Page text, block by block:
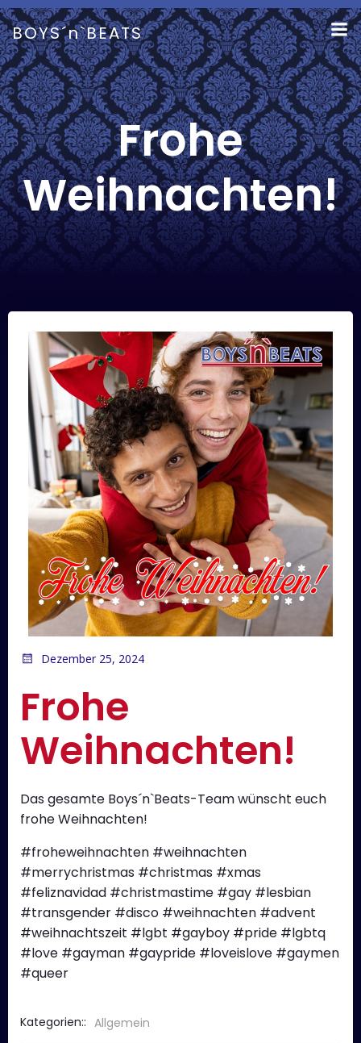
Zum
Inhalt
springen
BOYS´n`BEATS
Frohe
Weihnachten!
Dezember 25, 2024
Frohe
Weihnachten!
Das gesamte Boys´n`Beats-Team wünscht euch
frohe Weihnachten!
#froheweihnachten #weihnachten
#merrychristmas #christmas #xmas
#feliznavidad #christmastime #gay #lesbian
#transgender #disco #weihnachten #advent
#weihnachtszeit #lgbt #gayboy #pride #lgbtq
#love #gayman #gaypride #loveislove #gaymen
#queer
Kategorien:: Allgemein